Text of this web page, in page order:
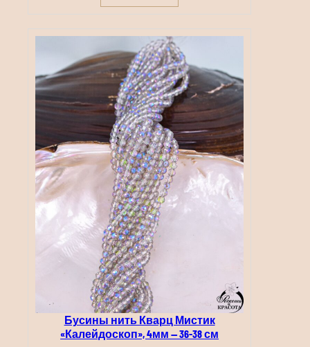
Бусины нить Кварц Мистик
«Калейдоскоп», 4мм — 36-38 см